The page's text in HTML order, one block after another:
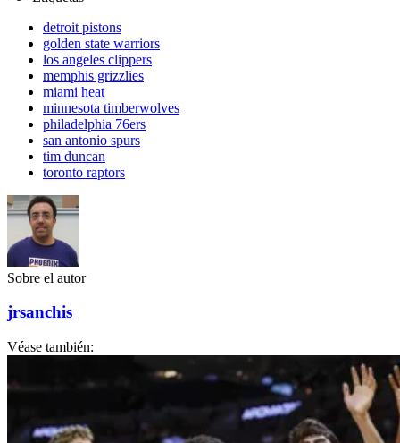
detroit pistons
golden state warriors
los angeles clippers
memphis grizzlies
miami heat
minnesota timberwolves
philadelphia 76ers
san antonio spurs
tim duncan
toronto raptors
Sobre el autor
jrsanchis
Véase también: